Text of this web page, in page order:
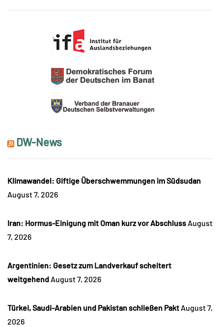
DW-News
Klimawandel: Giftige Überschwemmungen im Südsudan
August 7, 2026
Iran: Hormus-Einigung mit Oman kurz vor Abschluss August
7, 2026
Argentinien: Gesetz zum Landverkauf scheitert
weitgehend August 7, 2026
Türkei, Saudi-Arabien und Pakistan schließen Pakt August 7,
2026